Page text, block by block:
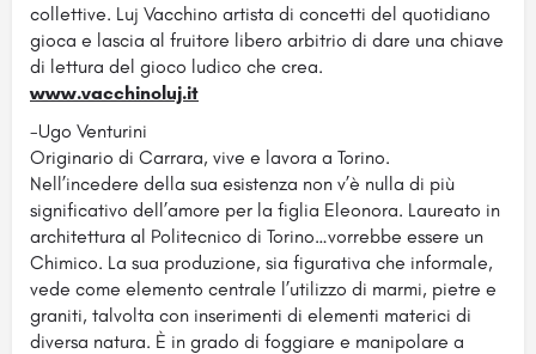
collettive. Luj Vacchino artista di concetti del quotidiano
gioca e lascia al fruitore libero arbitrio di dare una chiave
di lettura del gioco ludico che crea.
www.vacchinoluj.it
-Ugo Venturini
Originario di Carrara, vive e lavora a Torino.
Nell’incedere della sua esistenza non v’è nulla di più
significativo dell’amore per la figlia Eleonora. Laureato in
architettura al Politecnico di Torino…vorrebbe essere un
Chimico. La sua produzione, sia figurativa che informale,
vede come elemento centrale l’utilizzo di marmi, pietre e
graniti, talvolta con inserimenti di elementi materici di
diversa natura. È in grado di foggiare e manipolare a